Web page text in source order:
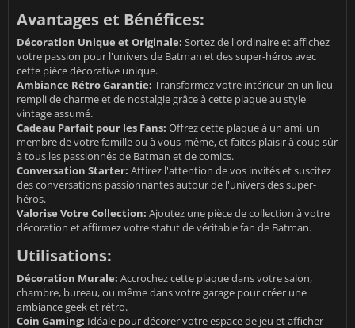
Avantages et Bénéfices:
Décoration Unique et Originale: Sortez de l'ordinaire et affichez
votre passion pour l'univers de Batman et des super-héros avec
cette pièce décorative unique.
Ambiance Rétro Garantie: Transformez votre intérieur en un lieu
rempli de charme et de nostalgie grâce à cette plaque au style
vintage assumé.
Cadeau Parfait pour les Fans: Offrez cette plaque à un ami, un
membre de votre famille ou à vous-même, et faites plaisir à coup sûr
à tous les passionnés de Batman et de comics.
Conversation Starter: Attirez l'attention de vos invités et suscitez
des conversations passionnantes autour de l'univers des super-
héros.
Valorise Votre Collection: Ajoutez une pièce de collection à votre
décoration et affirmez votre statut de véritable fan de Batman.
Utilisations:
Décoration Murale: Accrochez cette plaque dans votre salon,
chambre, bureau, ou même dans votre garage pour créer une
ambiance geek et rétro.
Coin Gaming: Idéale pour décorer votre espace de jeu et afficher